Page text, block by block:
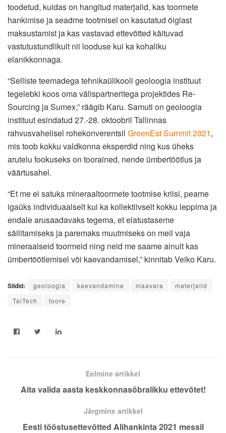
toodetud, kuidas on hangitud materjalid, kas toormete
hankimise ja seadme tootmisel on kasutatud õiglast
maksustamist ja kas vastavad ettevõtted käituvad
vastutustundlikult nii looduse kui ka kohaliku
elanikkonnaga.
“Selliste teemadega tehnikaülikooli geoloogia instituut
tegelebki koos oma välispartneritega projektides Re-
Sourcing ja Sumex,” räägib Karu. Samuti on geoloogia
instituut esindatud 27.-28. oktoobril Tallinnas
rahvusvahelisel rohekonverentsil GreenEst Summit 2021,
mis toob kokku valdkonna eksperdid ning kus üheks
arutelu fookuseks on toorained, nende ümbertöötlus ja
väärtusahel.
“Et me ei satuks mineraaltoormete tootmise kriisi, peame
igaüks individuaalselt kui ka kollektiivselt kokku leppima ja
endale arusaadavaks tegema, et elatustaseme
säilitamiseks ja paremaks muutmiseks on meil vaja
mineraalseid toormeid ning neid me saame ainult kas
ümbertöötlemisel või kaevandamisel,” kinnitab Veiko Karu.
Sildid: geoloogia kaevandamine maavara
materjalid
TalTech
toore
Eelmine artikkel
Aita valida aasta keskkonnasõbralikku ettevõtet!
Järgmine artikkel
Eesti tööstusettevõtted Alihankinta 2021 messil